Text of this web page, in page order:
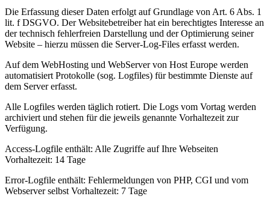
Die Erfassung dieser Daten erfolgt auf Grundlage von Art. 6 Abs. 1
lit. f DSGVO. Der Websitebetreiber hat ein berechtigtes Interesse an
der technisch fehlerfreien Darstellung und der Optimierung seiner
Website – hierzu müssen die Server-Log-Files erfasst werden.
Auf dem WebHosting und WebServer von Host Europe werden
automatisiert Protokolle (sog. Logfiles) für bestimmte Dienste auf
dem Server erfasst.
Alle Logfiles werden täglich rotiert. Die Logs vom Vortag werden
archiviert und stehen für die jeweils genannte Vorhaltezeit zur
Verfügung.
Access-Logfile enthält: Alle Zugriffe auf Ihre Webseiten
Vorhaltezeit: 14 Tage
Error-Logfile enthält: Fehlermeldungen von PHP, CGI und vom
Webserver selbst Vorhaltezeit: 7 Tage